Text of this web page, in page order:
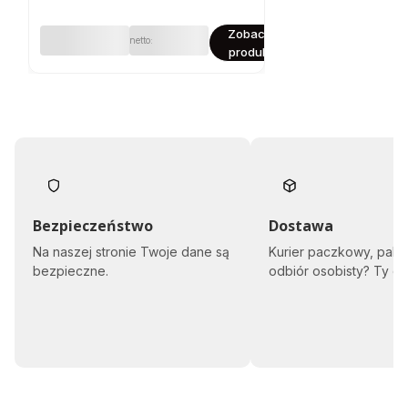
o
e
w
e
3
B
Zobacz
produkt
Bezpieczeństwo
Na naszej stronie Twoje dane są
bezpieczne.
Dostawa
Kurier paczkowy,
odbiór osobisty? Ty